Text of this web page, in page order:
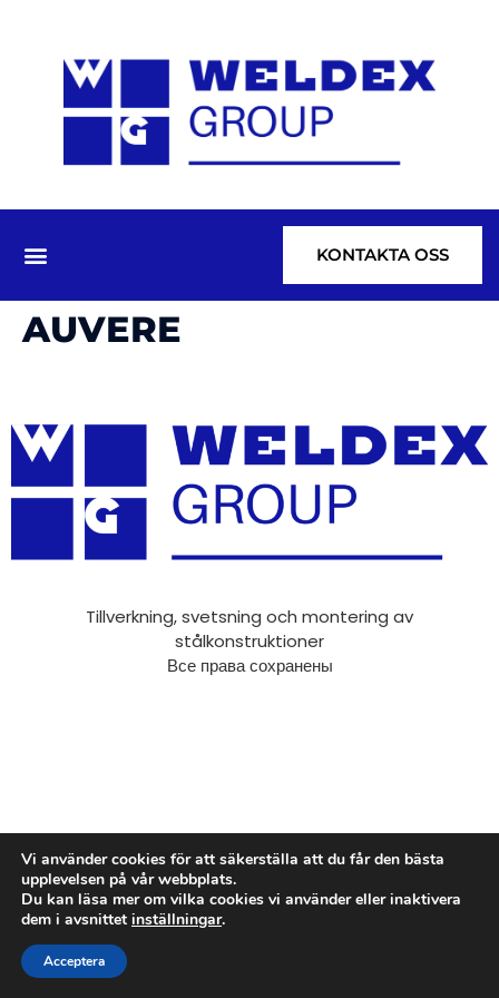
KONTAKTA OSS
AUVERE
Tillverkning, svetsning och montering av
stålkonstruktioner
Все права сохранены
Vi använder cookies för att säkerställa att du får den bästa
upplevelsen på vår webbplats.
Du kan läsa mer om vilka cookies vi använder eller inaktivera
dem i avsnittet inställningar.
Acceptera